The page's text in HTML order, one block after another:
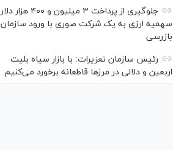
جلوگیری از پرداخت ۳ میلیون و ۴۰۰ هزار دلار
سهمیه ارزی به یک شرکت صوری با ورود سازمان
بازرسی
رئیس سازمان تعزیرات: با بازار سیاه بلیت
اربعین و دلالی در مرز‌ها قاطعانه برخورد می‌کنیم